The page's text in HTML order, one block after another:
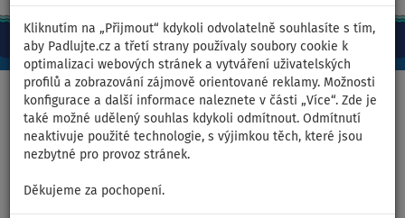
Kliknutím na „Přijmout“ kdykoli odvolatelně souhlasíte s tím,
aby Padlujte.cz a třetí strany používaly soubory cookie k
optimalizaci webových stránek a vytváření uživatelských
profilů a zobrazování zájmově orientované reklamy. Možnosti
konfigurace a další informace naleznete v části „Více“. Zde je
také možné udělený souhlas kdykoli odmítnout. Odmítnutí
neaktivuje použité technologie, s výjimkou těch, které jsou
nezbytné pro provoz stránek.
Děkujeme za pochopení.
Domů >Oblečení >Neoprény
Neoprenové boty PROLIMIT
Hydrogen Boot Round Toe